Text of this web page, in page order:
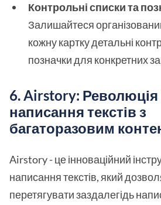
Контрольні списки та
Залишайтеся
кожну картку детальні
позначки для конкретних
6. Airstory: Революція
написання текстів з
багаторазовим
Airstory - це інноваційний
написання текстів, який
перетягувати заздалегідь